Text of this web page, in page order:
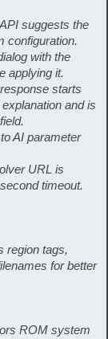
suggests the
configuration.
with the
applying it.
starts
and is
AI parameter
URL is
timeout.
region tags,
for better
ROM system